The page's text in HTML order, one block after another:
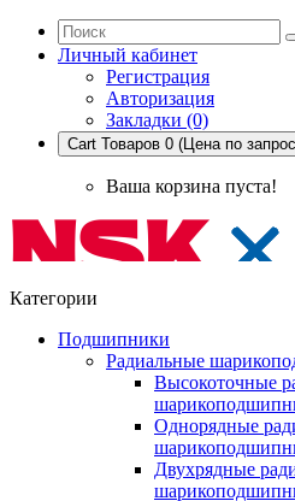
Личный кабинет
Регистрация
Авторизация
Закладки (0)
Cart Товаров 0 (Цена по
Ваша корзина пуста!
Категории
Подшипники
Радиальные
Высокоточные
Однорядные
Двухрядные